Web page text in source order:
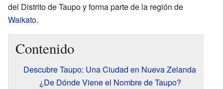
del Distrito de Taupo y forma parte de la región de
Waikato.
Contenido
Descubre Taupo: Una Ciudad en Nueva Zelanda
¿De Dónde Viene el Nombre de Taupo?